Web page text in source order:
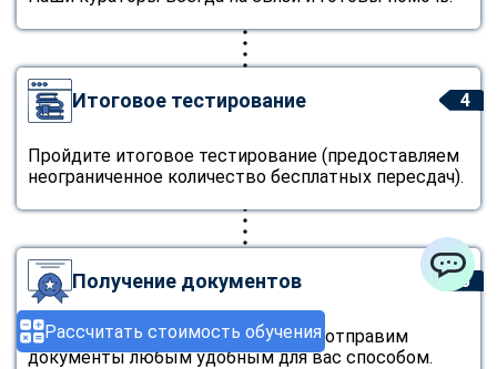
Рассчитать стоимость обучения
4
Итоговое тестирование
Пройдите итоговое тестирование (предоставляем
неограниченное количество бесплатных пересдач).
5
Получение документов
Завершив обучение мы бесплатно отправим
документы любым удобным для вас способом.